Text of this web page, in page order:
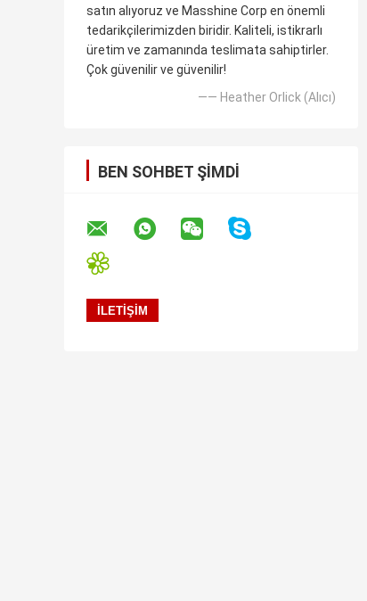
satın alıyoruz ve Masshine Corp en önemli
tedarikçilerimizden biridir. Kaliteli, istikrarlı
üretim ve zamanında teslimata sahiptirler.
Çok güvenilir ve güvenilir!
—— Heather Orlick (Alıcı)
BEN SOHBET ŞIMDI